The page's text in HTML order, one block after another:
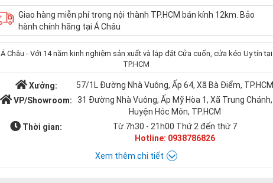
Giao hàng miễn phí trong nội thành TP.HCM bán kính 12km. Bảo
hành chính hãng tại Á Châu
Á Châu - Với 14 năm kinh nghiệm sản xuất và lắp đặt Cửa cuốn, cửa kéo Uy tín tại
TP.HCM
Xưởng:
57/1L Đường Nhà Vuông, Ấp 64, Xã Bà Điểm, TP.HCM
VP/Showroom:
31 Đường Nhà Vuông, Ấp Mỹ Hòa 1, Xã Trung Chánh,
Huyện Hóc Môn, TP.HCM
Thời gian:
Từ 7h30 - 21h00 Thứ 2 đến thứ 7
Hotline: 0938786826
Xem thêm chi tiết